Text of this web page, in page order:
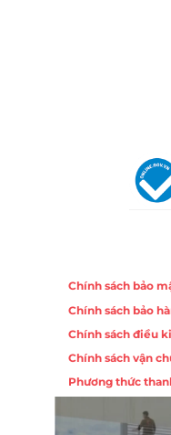
Chính sách bảo
Chính sách bảo
Chính sách điều
Chính sách vận
Phương thức